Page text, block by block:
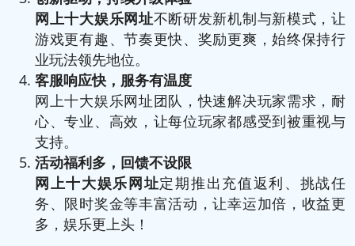
网上十大娱乐网址不断研发新机制与新模式，让
游戏更有趣、节奏更快、奖励更爽，始终保持行
业玩法领先地位。
客服响应快，服务有温度
网上十大娱乐网址团队，快速解决玩家需求，耐
心、专业、高效，让每位玩家都感受到被重视与
支持。
活动福利多，回馈不设限
网上十大娱乐网址定期推出充值返利、挑战任
务、限时奖金等丰富活动，让幸运加倍，收益更
多，娱乐更上头！